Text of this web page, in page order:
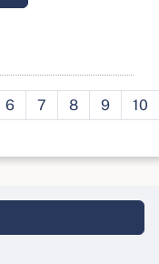
6 7 8 9 10